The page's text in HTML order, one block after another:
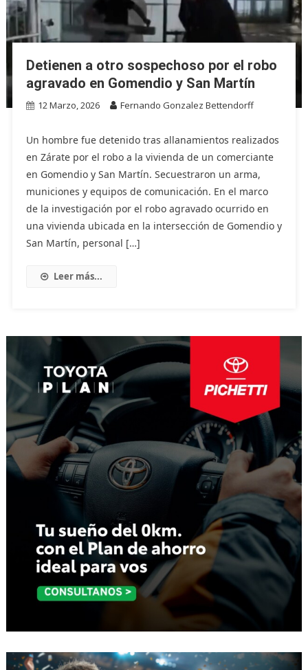
Detienen a otro sospechoso por el robo
agravado en Gomendio y San Martín
12 Marzo, 2026 Fernando Gonzalez Bettendorff
Un hombre fue detenido tras allanamientos realizados
en Zárate por el robo a la vivienda de un comerciante
en Gomendio y San Martín. Secuestraron un arma,
municiones y equipos de comunicación. En el marco
de la investigación por el robo agravado ocurrido en
una vivienda ubicada en la intersección de Gomendio y
San Martín, personal […]
Leer más...